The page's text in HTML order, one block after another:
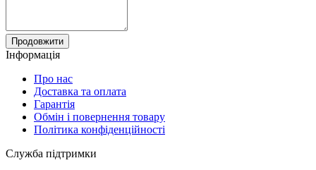
Продовжити
Інформація
Про нас
Доставка та оплата
Гарантія
Обмін і повернення товару
Політика конфіденційності
Служба підтримки